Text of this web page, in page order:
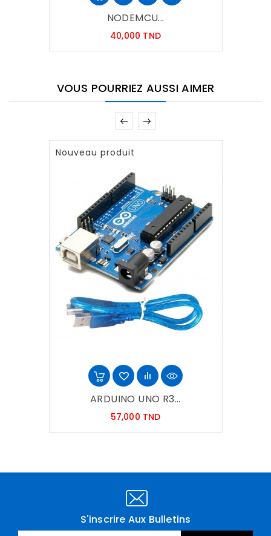
NODEMCU...
40,000 TNDPrix
VOUS POURRIEZ AUSSI AIMER
Nouveau produit
ARDUINO UNO R3...
57,000 TNDPrix
S'inscrire Aux Bulletins